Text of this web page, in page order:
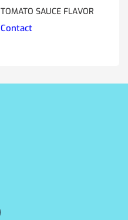
TOMATO SAUCE FLAVOR
Contact